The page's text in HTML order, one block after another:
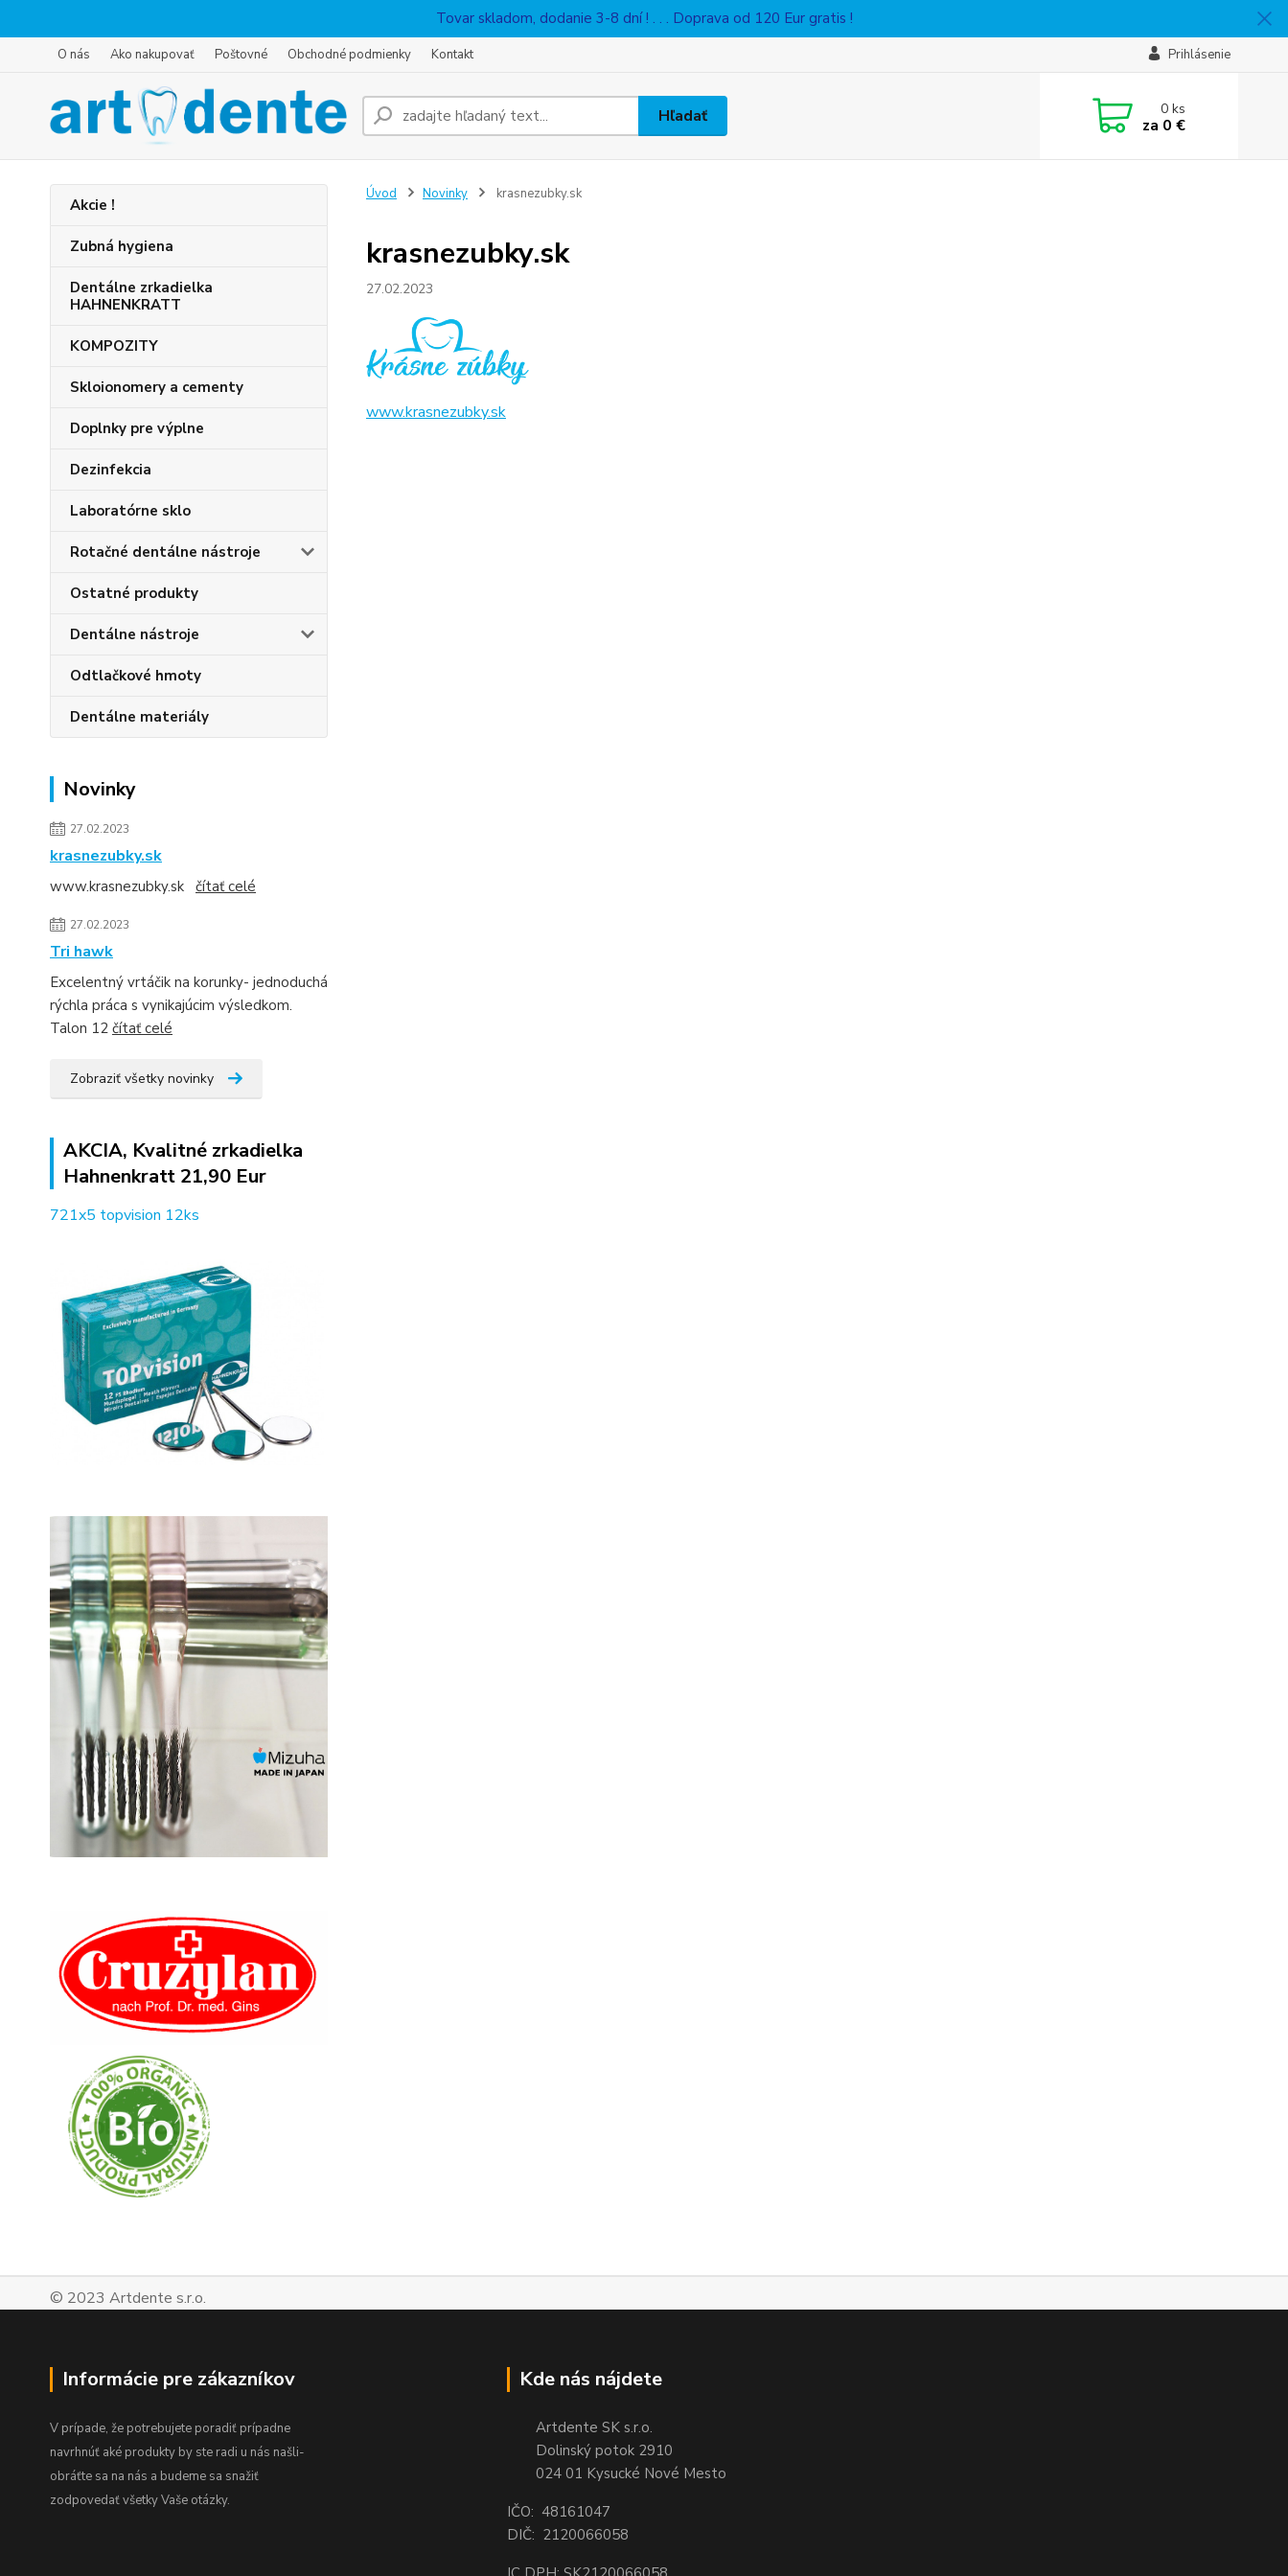
Tovar skladom, dodanie 3-8 dní ! . . . Doprava od 120 Eur gratis !
O nás Ako nakupovať Poštovné Obchodné podmienky Kontakt Prihlásenie
Hľadať 0ks
za 0 €
Akcie !
Zubná hygiena
Dentálne zrkadielka
HAHNENKRATT
KOMPOZITY
Skloionomery a cementy
Doplnky pre výplne
Dezinfekcia
Laboratórne sklo
Rotačné dentálne nástroje
Ostatné produkty
Dentálne nástroje
Odtlačkové hmoty
Dentálne materiály
Novinky
27.02.2023
krasnezubky.sk
www.krasnezubky.sk čítať celé
27.02.2023
Tri hawk
Excelentný vrtáčik na korunky- jednoduchá
rýchla práca s vynikajúcim výsledkom.
Talon 12 čítať celé
Zobraziť všetky novinky
AKCIA, Kvalitné zrkadielka
Hahnenkratt 21,90 Eur
721x5 topvision 12ks
Úvod Novinky krasnezubky.sk
krasnezubky.sk
27.02.2023
www.krasnezubky.sk
© 2023 Artdente s.r.o.
Informácie pre zákazníkov
V prípade, že potrebujete poradiť prípadne
navrhnúť aké produkty by ste radi u nás našli-
obráťte sa na nás a budeme sa snažiť
zodpovedať všetky Vaše otázky.
Kde nás nájdete
Artdente SK s.r.o.
Dolinský potok 2910
024 01 Kysucké Nové Mesto
IČO: 48161047
DIČ: 2120066058